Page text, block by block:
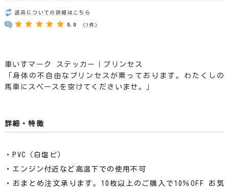
返品についての詳細はこちら
5.0 (1件)
車いすマーク ステッカー｜プリンセス
「身体の不自由なプリンセスが乗っております。わたくしの
馬車にスペースを空けてくださいませ。」
詳細・特徴
・PVC（白塩ビ）
・エンジン付近など高温下での使用不可
・おまとめ注文承ります。10枚以上のご購入で10％OFF お気